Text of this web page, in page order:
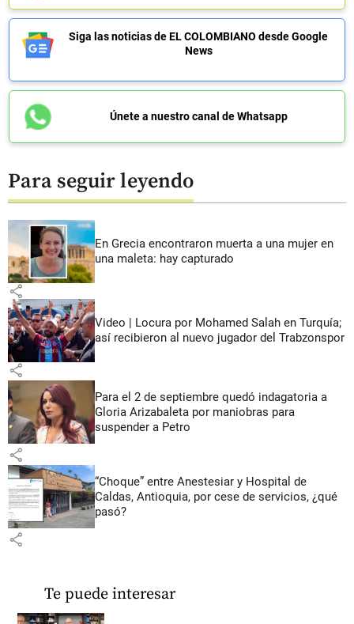
Siga las noticias de EL COLOMBIANO desde Google
News
Únete a nuestro canal de Whatsapp
Para seguir leyendo
En Grecia encontraron muerta a una mujer en
una maleta: hay capturado
share
Video | Locura por Mohamed Salah en Turquía;
así recibieron al nuevo jugador del Trabzonspor
share
Para el 2 de septiembre quedó indagatoria a
Gloria Arizabaleta por maniobras para
suspender a Petro
share
“Choque” entre Anestesiar y Hospital de
Caldas, Antioquia, por cese de servicios, ¿qué
pasó?
share
Te puede interesar